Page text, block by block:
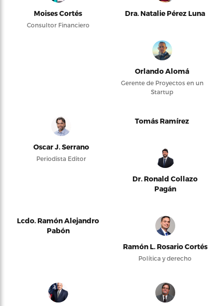
Moises Cortés
Consultor Financiero
Dra. Natalie Pérez Luna
Orlando Alomá
Gerente de Proyectos en un
Startup
Oscar J. Serrano
Periodista Editor
Tomás Ramírez
Dr. Ronald Collazo
Pagán
Lcdo. Ramón Alejandro
Pabón
Ramón L. Rosario Cortés
Política y derecho